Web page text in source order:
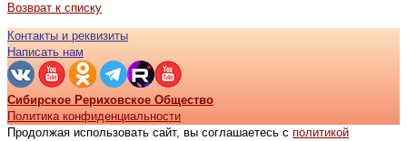
Возврат к списку
Контакты и реквизиты
Написать нам
Сибирское Рериховское Общество
Политика конфиденциальности
Продолжая использовать сайт, вы соглашаетесь с политикой